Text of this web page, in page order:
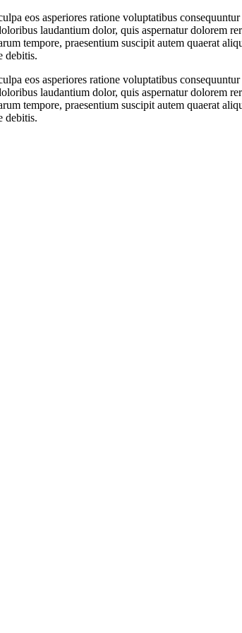
eos asperiores ratione voluptatibus
laudantium dolor, quis aspernatur dolorem
tempore, praesentium suscipit autem quaerat
debitis.
eos asperiores ratione voluptatibus
laudantium dolor, quis aspernatur dolorem
tempore, praesentium suscipit autem quaerat
debitis.